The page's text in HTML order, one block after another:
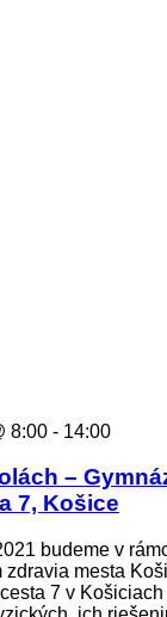
8:00 - 14:00
–
7, Košice
budeme v
zdravia mesta
7 v